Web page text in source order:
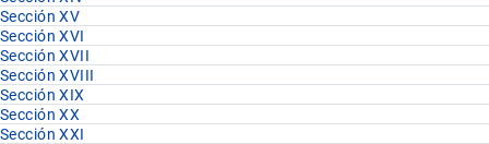
Sección XV
Sección XVI
Sección XVII
Sección XVIII
Sección XIX
Sección XX
Sección XXI